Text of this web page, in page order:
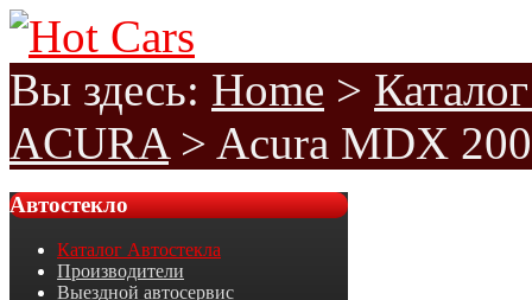
Вы здесь: Home >
ACURA> Acura MDX
Автостекло
Каталог Автостекла
Производители
Выездной автосервис